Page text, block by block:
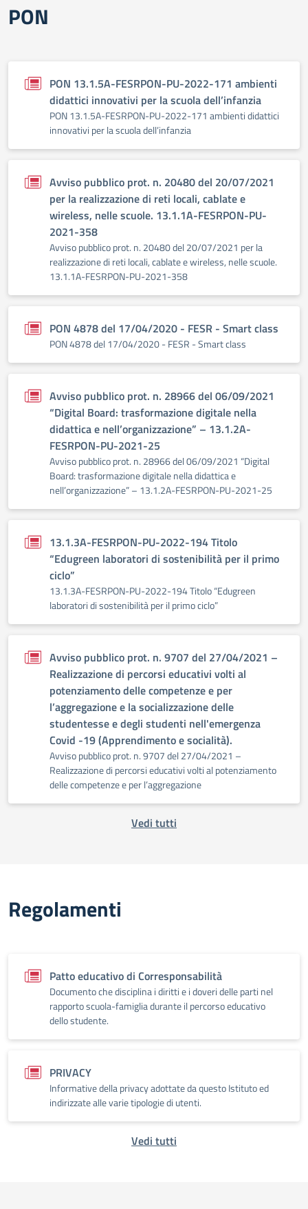
PON
PON 13.1.5A-FESRPON-PU-2022-171 ambienti
didattici innovativi per la scuola dell’infanzia
PON 13.1.5A-FESRPON-PU-2022-171 ambienti didattici
innovativi per la scuola dell’infanzia
Avviso pubblico prot. n. 20480 del 20/07/2021
per la realizzazione di reti locali, cablate e
wireless, nelle scuole. 13.1.1A-FESRPON-PU-
2021-358
Avviso pubblico prot. n. 20480 del 20/07/2021 per la
realizzazione di reti locali, cablate e wireless, nelle scuole.
13.1.1A-FESRPON-PU-2021-358
PON 4878 del 17/04/2020 - FESR - Smart class
PON 4878 del 17/04/2020 - FESR - Smart class
Avviso pubblico prot. n. 28966 del 06/09/2021
“Digital Board: trasformazione digitale nella
didattica e nell’organizzazione” – 13.1.2A-
FESRPON-PU-2021-25
Avviso pubblico prot. n. 28966 del 06/09/2021 “Digital
Board: trasformazione digitale nella didattica e
nell’organizzazione” – 13.1.2A-FESRPON-PU-2021-25
13.1.3A-FESRPON-PU-2022-194 Titolo
“Edugreen laboratori di sostenibilità per il primo
ciclo”
13.1.3A-FESRPON-PU-2022-194 Titolo “Edugreen
laboratori di sostenibilità per il primo ciclo”
Avviso pubblico prot. n. 9707 del 27/04/2021 –
Realizzazione di percorsi educativi volti al
potenziamento delle competenze e per
l’aggregazione e la socializzazione delle
studentesse e degli studenti nell'emergenza
Covid -19 (Apprendimento e socialità).
Avviso pubblico prot. n. 9707 del 27/04/2021 –
Realizzazione di percorsi educativi volti al potenziamento
delle competenze e per l’aggregazione
Vedi tutti
Regolamenti
Patto educativo di Corresponsabilità
Documento che disciplina i diritti e i doveri delle parti nel
rapporto scuola-famiglia durante il percorso educativo
dello studente.
PRIVACY
Informative della privacy adottate da questo Istituto ed
indirizzate alle varie tipologie di utenti.
Vedi tutti